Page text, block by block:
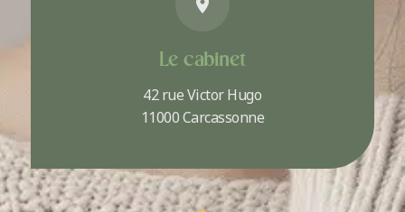
Le cabinet
42 rue Victor Hugo
11000 Carcassonne